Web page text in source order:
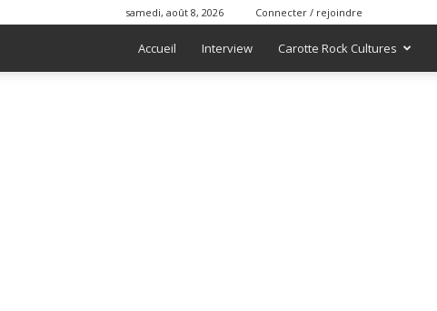
samedi, août 8, 2026 Connecter / rejoindre
Accueil Interview Carotte Rock Cultures